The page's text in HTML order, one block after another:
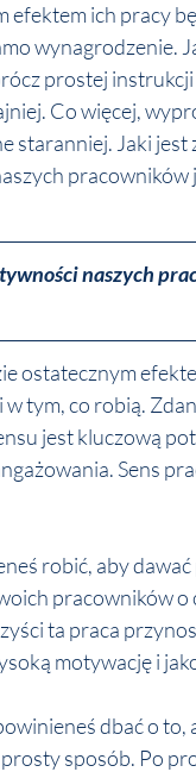
efektem ich pracy
wynagrodzenie.
prostej
Co więcej,
staranniej. Jaki
naszych
ostatecznym
tym, co robią.
jest kluczową
Sens
robić, aby
pracowników o
ta praca
motywację i
dbać o to,
sposób. Po